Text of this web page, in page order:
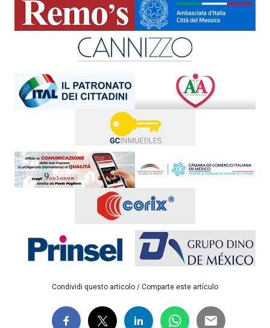
Condividi questo articolo / Comparte este artículo